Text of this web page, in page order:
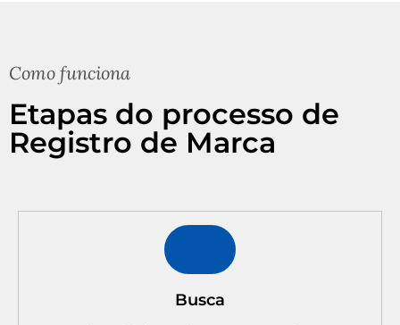
Como funciona
Etapas do processo de
Registro de Marca
Busca